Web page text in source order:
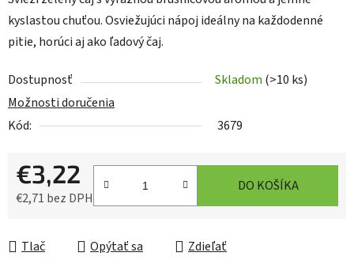
kyslastou chuťou. Osviežujúci nápoj ideálny na každodenné
pitie, horúci aj ako ľadový čaj.
Dostupnosť Skladom (>10 ks)
Možnosti doručenia
Kód:
3679
€3,22
€2,71 bez DPH
DO KOŠÍKA
Tlač Opýtať sa Zdieľať